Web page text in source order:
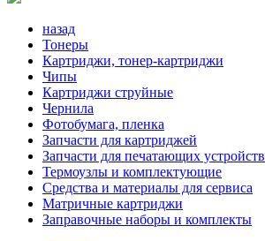
назад
Тонеры
Картриджи, тонер-картриджи
Чипы
Картриджи струйные
Чернила
Фотобумага, пленка
Запчасти для картриджей
Запчасти для печатающих устройств
Термоузлы и комплектующие
Средства и материалы для сервиса
Матричные картриджи
Заправочные наборы и комплекты